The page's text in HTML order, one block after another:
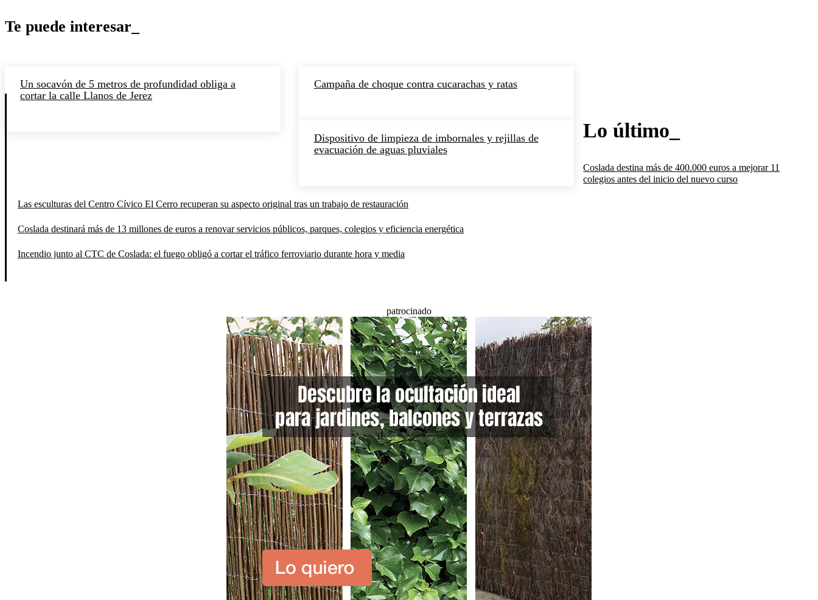
Te puede interesar_
Un socavón de 5 metros de profundidad obliga a
cortar la calle Llanos de Jerez
Campaña de choque contra cucarachas y ratas
Dispositivo de limpieza de imbornales y rejillas de
evacuación de aguas pluviales
Lo último_
Coslada destina más de 400.000 euros a mejorar 11
colegios antes del inicio del nuevo curso
Las esculturas del Centro Cívico El Cerro recuperan su aspecto original tras un trabajo de restauración
Coslada destinará más de 13 millones de euros a renovar servicios públicos, parques, colegios y eficiencia energética
Incendio junto al CTC de Coslada: el fuego obligó a cortar el tráfico ferroviario durante hora y media
patrocinado